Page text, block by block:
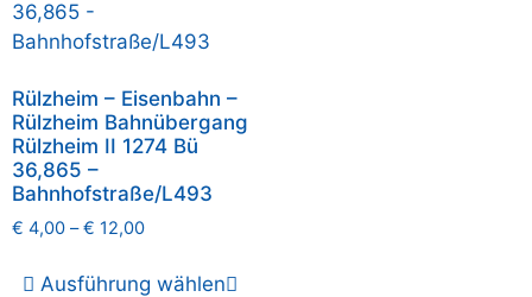
Rülzheim – Eisenbahn –
Rülzheim Bahnübergang
Rülzheim II 1274 Bü
36,865 –
Bahnhofstraße/L493
€ 4,00 –€ 12,00
Ausführung wählen